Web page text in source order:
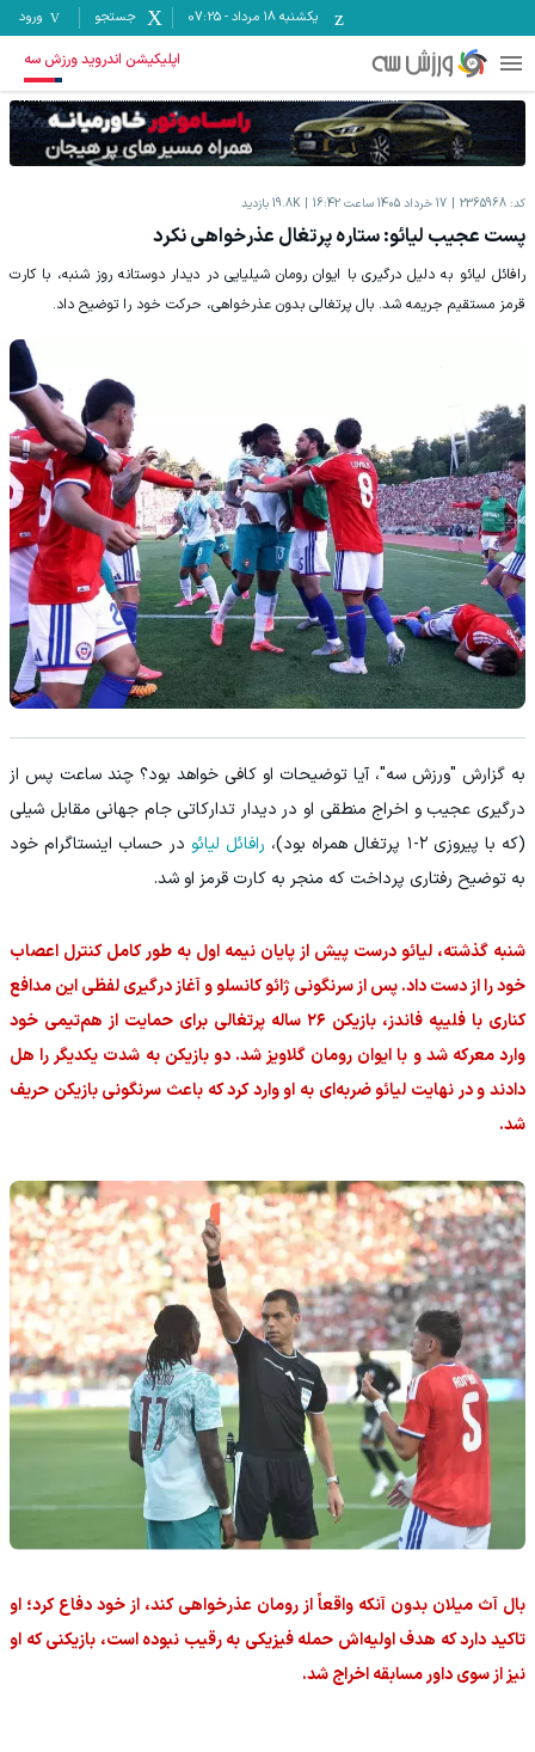
یکشنبه ۱۸ مرداد -
07:25 جستجو ورود
اپلیکیشن اندروید ورزش سه
کد: 2365968 17 خرداد 1405 ساعت 16:42 19.8K بازدید
پست عجیب لیائو: ستاره پرتغال عذرخواهی نکرد
رافائل لیائو به دلیل درگیری با ایوان رومان شیلیایی در دیدار دوستانه روز شنبه، با کارت
قرمز مستقیم جریمه شد. بال پرتغالی بدون عذرخواهی، حرکت خود را توضیح داد.
به گزارش "ورزش سه"، آیا توضیحات او کافی خواهد بود؟ چند ساعت پس از
درگیری عجیب و اخراج منطقی او در دیدار تدارکاتی جام جهانی مقابل شیلی
(که با پیروزی ۲-۱ پرتغال همراه بود)،
رافائل لیائو در حساب اینستاگرام خود
به توضیح رفتاری پرداخت که منجر به کارت قرمز او شد.
شنبه گذشته، لیائو درست پیش از پایان نیمه اول به طور کامل کنترل اعصاب
خود را از دست داد. پس از سرنگونی ژائو کانسلو و آغاز درگیری لفظی این مدافع
کناری با فلیپه فاندز، بازیکن ۲۶ ساله پرتغالی برای حمایت از هم‌تیمی خود
وارد معرکه شد و با ایوان رومان گلاویز شد. دو بازیکن به شدت یکدیگر را هل
دادند و در نهایت لیائو ضربه‌ای به او وارد کرد که باعث سرنگونی بازیکن حریف
شد.
بال آث میلان بدون آنکه واقعاً از رومان عذرخواهی کند، از خود دفاع کرد؛ او
تاکید دارد که هدف اولیه‌اش حمله فیزیکی به رقیب نبوده است، بازیکنی که او
نیز از سوی داور مسابقه اخراج شد.